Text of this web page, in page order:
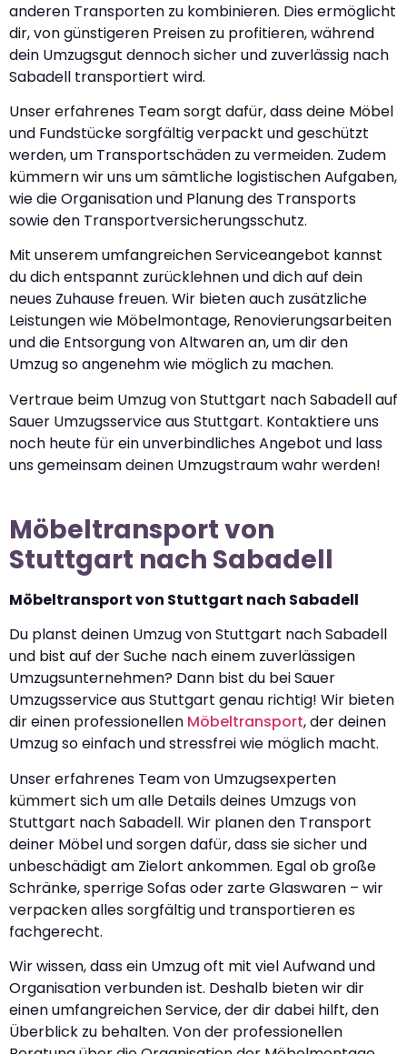
anderen Transporten zu kombinieren. Dies ermöglicht
dir, von günstigeren Preisen zu profitieren, während
dein Umzugsgut dennoch sicher und zuverlässig nach
Sabadell transportiert wird.
Unser erfahrenes Team sorgt dafür, dass deine Möbel
und Fundstücke sorgfältig verpackt und geschützt
werden, um Transportschäden zu vermeiden. Zudem
kümmern wir uns um sämtliche logistischen Aufgaben,
wie die Organisation und Planung des Transports
sowie den Transportversicherungsschutz.
Mit unserem umfangreichen Serviceangebot kannst
du dich entspannt zurücklehnen und dich auf dein
neues Zuhause freuen. Wir bieten auch zusätzliche
Leistungen wie Möbelmontage, Renovierungsarbeiten
und die Entsorgung von Altwaren an, um dir den
Umzug so angenehm wie möglich zu machen.
Vertraue beim Umzug von Stuttgart nach Sabadell auf
Sauer Umzugsservice aus Stuttgart. Kontaktiere uns
noch heute für ein unverbindliches Angebot und lass
uns gemeinsam deinen Umzugstraum wahr werden!
Möbeltransport von
Stuttgart nach Sabadell
Möbeltransport von Stuttgart nach Sabadell
Du planst deinen Umzug von Stuttgart nach Sabadell
und bist auf der Suche nach einem zuverlässigen
Umzugsunternehmen? Dann bist du bei Sauer
Umzugsservice aus Stuttgart genau richtig! Wir bieten
dir einen professionellen Möbeltransport, der deinen
Umzug so einfach und stressfrei wie möglich macht.
Unser erfahrenes Team von Umzugsexperten
kümmert sich um alle Details deines Umzugs von
Stuttgart nach Sabadell. Wir planen den Transport
deiner Möbel und sorgen dafür, dass sie sicher und
unbeschädigt am Zielort ankommen. Egal ob große
Schränke, sperrige Sofas oder zarte Glaswaren – wir
verpacken alles sorgfältig und transportieren es
fachgerecht.
Wir wissen, dass ein Umzug oft mit viel Aufwand und
Organisation verbunden ist. Deshalb bieten wir dir
einen umfangreichen Service, der dir dabei hilft, den
Überblick zu behalten. Von der professionellen